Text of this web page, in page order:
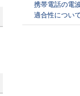
携帯電話の電
適合性につい